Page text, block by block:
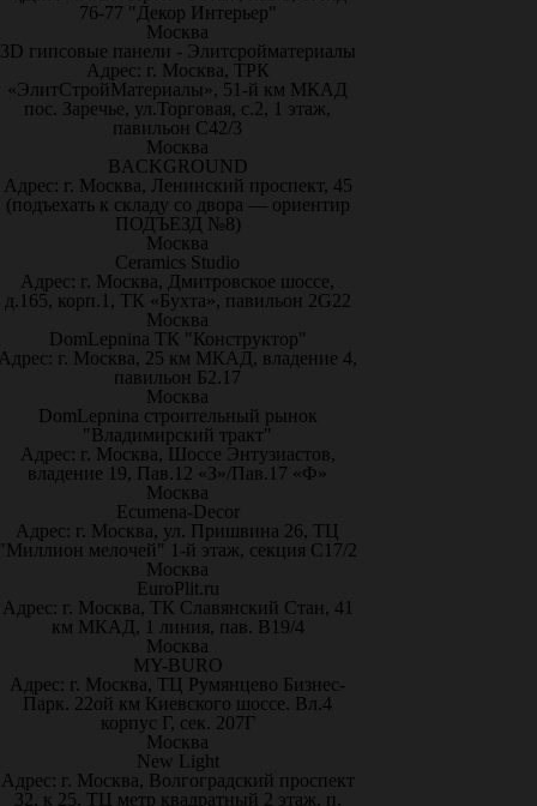
76-77 "Декор Интерьер"
Москва
3D гипсовые панели - Элитсройматериалы
Адрес: г. Москва, ТРК
«ЭлитСтройМатериалы», 51-й км МКАД
пос. Заречье, ул.Торговая, с.2, 1 этаж,
павильон С42/3
Москва
BACKGROUND
Адрес: г. Москва, Ленинский проспект, 45
(подъехать к складу со двора — ориентир
ПОДЪЕЗД №8)
Москва
Ceramics Studio
Адрес: г. Москва, Дмитровское шоссе,
д.165, корп.1, ТК «Бухта», павильон 2G22
Москва
DomLepnina ТК "Конструктор"
г. Москва, 25 км МКАД, владение 4,
павильон Б2.17
Москва
DomLepnina строительный рынок
"Владимирский тракт"
Адрес: г. Москва, Шоссе Энтузиастов,
владение 19, Пав.12 «З»/Пав.17 «Ф»
Москва
Ecumena-Decor
Адрес: г. Москва, ул. Пришвина 26, ТЦ
мелочей" 1-й этаж, секция С17/2
Москва
EuroPlit.ru
Адрес: г. Москва, ТК Славянский Стан, 41
км МКАД, 1 линия, пав. В19/4
Москва
MY-BURO
Адрес: г. Москва, ТЦ Румянцево Бизнес-
Парк. 22ой км Киевского шоссе. Вл.4
корпус Г, сек. 207Г
Москва
New Light
Адрес: г. Москва, Волгоградский проспект
32, к 25. ТЦ метр квадратный 2 этаж, п.